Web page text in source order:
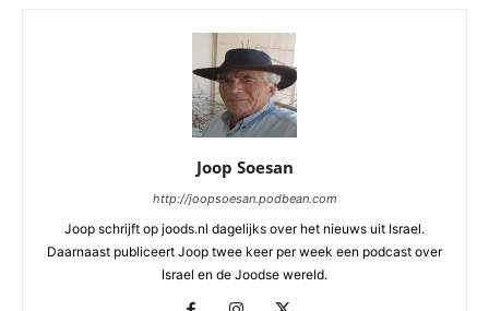
Joop Soesan
http://joopsoesan.podbean.com
Joop schrijft op joods.nl dagelijks over het nieuws uit Israel.
Daarnaast publiceert Joop twee keer per week een podcast over
Israel en de Joodse wereld.